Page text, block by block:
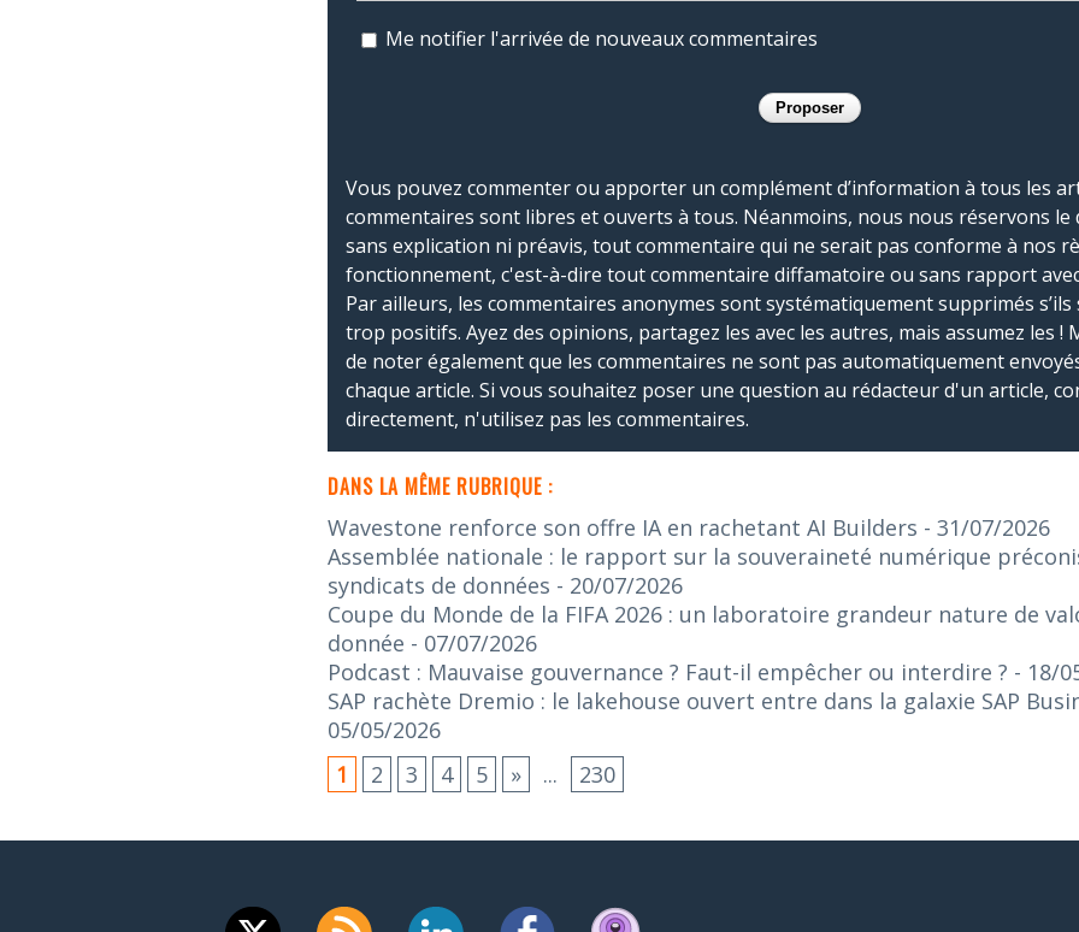
Me notifier l'arrivée de nouveaux commentaires
Vous pouvez commenter ou apporter un complément d’information à tous les
commentaires sont libres et ouverts à tous. Néanmoins, nous nous réservons
sans explication ni préavis, tout commentaire qui ne serait pas conforme à nos
fonctionnement, c'est-à-dire tout commentaire diffamatoire ou sans rapport avec
Par ailleurs, les commentaires anonymes sont systématiquement supprimés
trop positifs. Ayez des opinions, partagez les avec les autres, mais assumez les !
de noter également que les commentaires ne sont pas automatiquement
chaque article. Si vous souhaitez poser une question au rédacteur d'un article,
directement, n'utilisez pas les commentaires.
DANS LA MÊME RUBRIQUE :
Wavestone renforce son offre IA en rachetant AI Builders - 31/07/2026
Assemblée nationale : le rapport sur la souveraineté numérique
syndicats de données - 20/07/2026
Coupe du Monde de la FIFA 2026 : un laboratoire grandeur nature de
donnée - 07/07/2026
Podcast : Mauvaise gouvernance ? Faut-il empêcher ou interdire ? - 18/
SAP rachète Dremio : le lakehouse ouvert entre dans la galaxie SAP
05/05/2026
1
2 3 4 5 » ... 230